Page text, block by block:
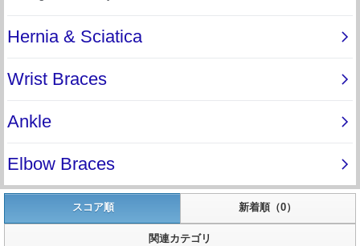
スコア順 新着順（0）
関連カテゴリ